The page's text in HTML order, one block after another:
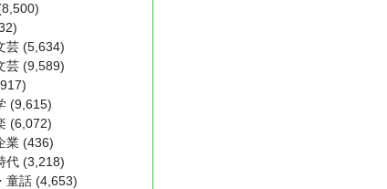
芸 (5,634)
芸 (9,589)
(9,615)
(6,072)
業 (436)
代 (3,218)
童話 (4,653)